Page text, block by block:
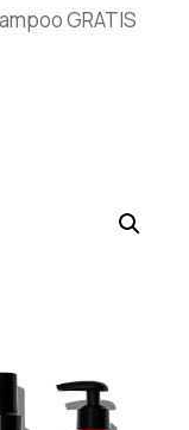
GRATIS